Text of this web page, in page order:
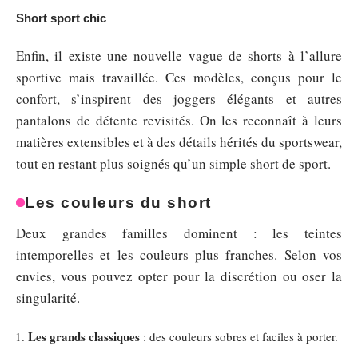
Short sport chic
Enfin, il existe une nouvelle vague de shorts à l’allure
sportive mais travaillée. Ces modèles, conçus pour le
confort, s’inspirent des joggers élégants et autres
pantalons de détente revisités. On les reconnaît à leurs
matières extensibles et à des détails hérités du sportswear,
tout en restant plus soignés qu’un simple short de sport.
Les couleurs du short
Deux grandes familles dominent : les teintes
intemporelles et les couleurs plus franches. Selon vos
envies, vous pouvez opter pour la discrétion ou oser la
singularité.
Les grands classiques : des couleurs sobres et faciles à porter.